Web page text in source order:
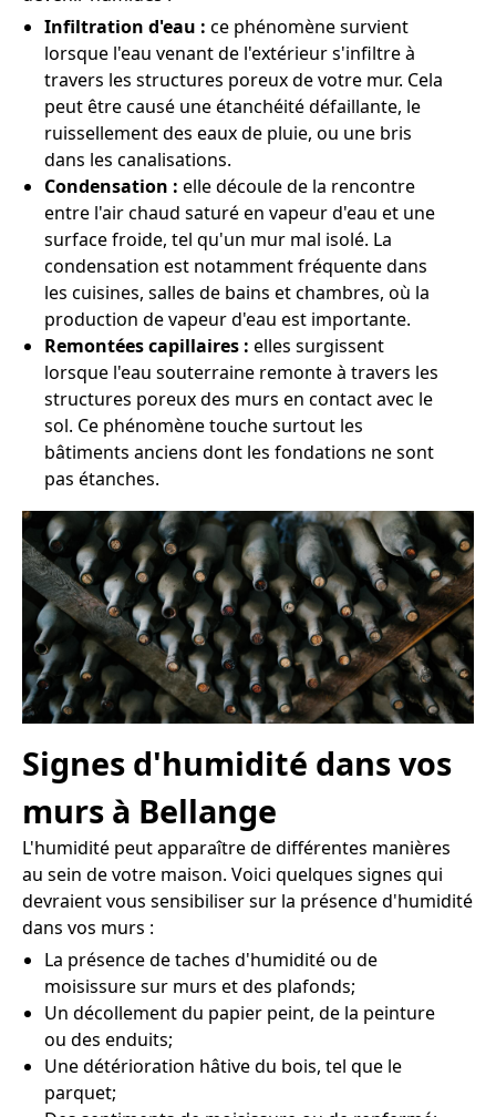
Infiltration d'eau : ce phénomène survient
lorsque l'eau venant de l'extérieur s'infiltre à
travers les structures poreux de votre mur. Cela
peut être causé une étanchéité défaillante, le
ruissellement des eaux de pluie, ou une bris
dans les canalisations.
Condensation : elle découle de la rencontre
entre l'air chaud saturé en vapeur d'eau et une
surface froide, tel qu'un mur mal isolé. La
condensation est notamment fréquente dans
les cuisines, salles de bains et chambres, où la
production de vapeur d'eau est importante.
Remontées capillaires : elles surgissent
lorsque l'eau souterraine remonte à travers les
structures poreux des murs en contact avec le
sol. Ce phénomène touche surtout les
bâtiments anciens dont les fondations ne sont
pas étanches.
Signes d'humidité dans vos
murs à Bellange
L'humidité peut apparaître de différentes manières
au sein de votre maison. Voici quelques signes qui
devraient vous sensibiliser sur la présence d'humidité
dans vos murs :
La présence de taches d'humidité ou de
moisissure sur murs et des plafonds;
Un décollement du papier peint, de la peinture
ou des enduits;
Une détérioration hâtive du bois, tel que le
parquet;